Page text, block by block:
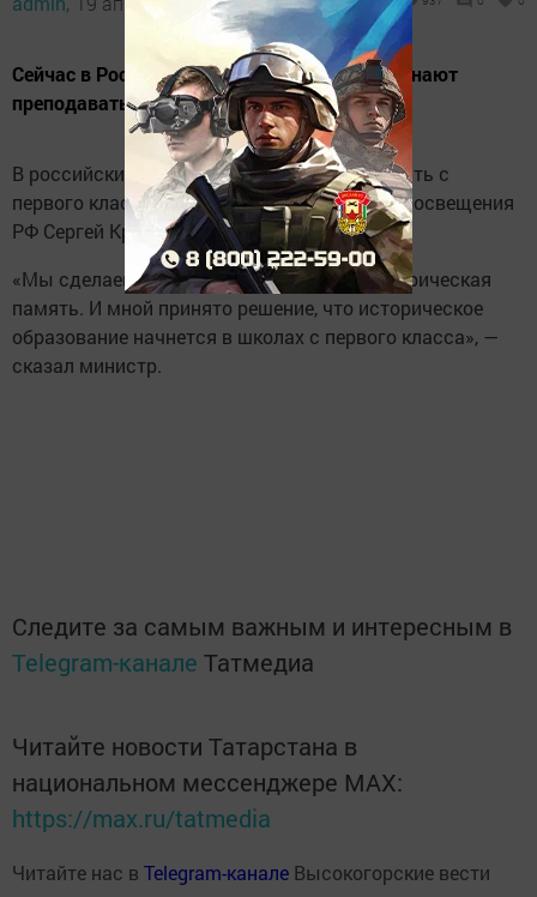
Сейчас в России историю школьникам начинают
преподавать с пятого класса.
В российских школах историю начнут изучать с
первого класса. Об этом заявил министр просвещения
РФ Сергей Кравцов, сообщаетРИА Новости.
«Мы сделаем всё, чтобы сохранялась историческая
память. И мной принято решение, что историческое
образование начнется в школах с первого класса», —
сказал министр.
Следите за самым важным и интересным в
Telegram-канале Татмедиа
Читайте новости Татарстана в
национальном мессенджере MАХ:
https://max.ru/tatmedia
Читайте нас в Telegram-канале Высокогорские вести